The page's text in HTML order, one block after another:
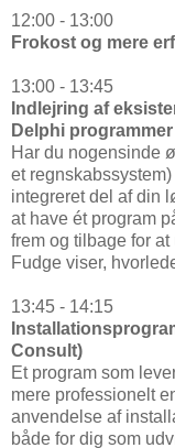
12:00 - 13:00
Frokost og mere
13:00 - 13:45
Indlejring af
Delphi
Har du nogensinde
et
integreret del af din
at have ét program
frem og tilbage for
Fudge viser,
13:45 - 14:15
Consult)
Et program som
mere professionelt
anvendelse af
både for dig som